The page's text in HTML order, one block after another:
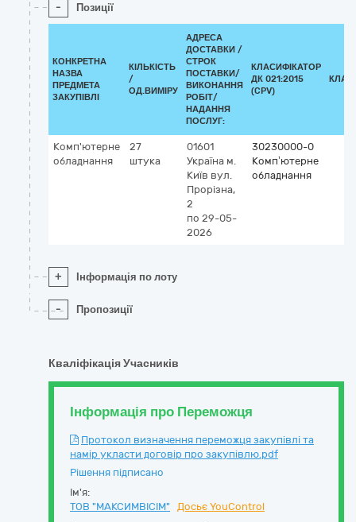
- Позиції
КОНКРЕТНА
НАЗВА
ПРЕДМЕТА
ЗАКУПІВЛІ
КІЛЬКІСТЬ
/
ОД.ВИМІРУ
АДРЕСА
ДОСТАВКИ /
СТРОК
ПОСТАВКИ/
ВИКОНАННЯ
РОБІТ/
НАДАННЯ
ПОСЛУГ:
КЛАСИФІКАТОР
ДК 021:2015
(CPV)
Комп'ютерне
обладнання
27
штука
01601
Україна м.
Київ вул.
Прорізна,
2
по 29-05-
2026
30230000-0
Комп’ютерне
обладнання
+ Інформація по лоту
- Пропозиції
Кваліфікація Учасників
Інформація про Переможця
Протокол визначення переможця закупівлі та
намір укласти договір про закупівлю.pdf
Рішення підписано
Ім'я:
ТОВ "МАКСИМВІСІМ"
Досьє YouControl